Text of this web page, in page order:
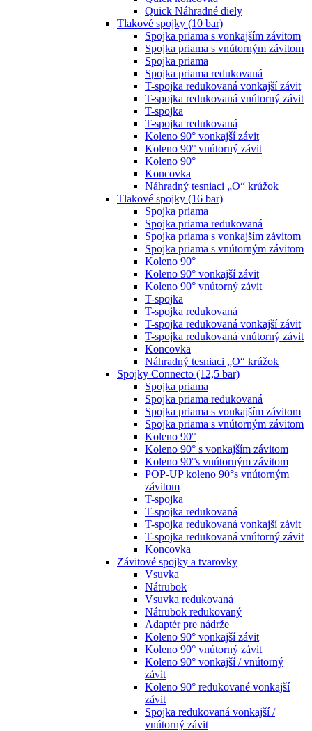
Quick Náhradné diely
Tlakové spojky (10 bar)
Spojka priama s vonkajším závitom
Spojka priama s vnútorným závitom
Spojka priama
Spojka priama redukovaná
T-spojka redukovaná vonkajší závit
T-spojka redukovaná vnútorný závit
T-spojka
T-spojka redukovaná
Koleno 90° vonkajší závit
Koleno 90° vnútorný závit
Koleno 90°
Koncovka
Náhradný tesniaci „O“ krúžok
Tlakové spojky (16 bar)
Spojka priama
Spojka priama redukovaná
Spojka priama s vonkajším závitom
Spojka priama s vnútorným závitom
Koleno 90°
Koleno 90° vonkajší závit
Koleno 90° vnútorný závit
T-spojka
T-spojka redukovaná
T-spojka redukovaná vonkajší závit
T-spojka redukovaná vnútorný závit
Koncovka
Náhradný tesniaci „O“ krúžok
Spojky Connecto (12,5 bar)
Spojka priama
Spojka priama redukovaná
Spojka priama s vonkajším závitom
Spojka priama s vnútorným závitom
Koleno 90°
Koleno 90° s vonkajším závitom
Koleno 90°s vnútorným závitom
POP-UP koleno 90°s vnútorným
závitom
T-spojka
T-spojka redukovaná
T-spojka redukovaná vonkajší závit
T-spojka redukovaná vnútorný závit
Koncovka
Závitové spojky a tvarovky
Vsuvka
Nátrubok
Vsuvka redukovaná
Nátrubok redukovaný
Adaptér pre nádrže
Koleno 90° vonkajší závit
Koleno 90° vnútorný závit
Koleno 90° vonkajší / vnútorný
závit
Koleno 90° redukované vonkajší
závit
Spojka redukovaná vonkajší /
vnútorný závit